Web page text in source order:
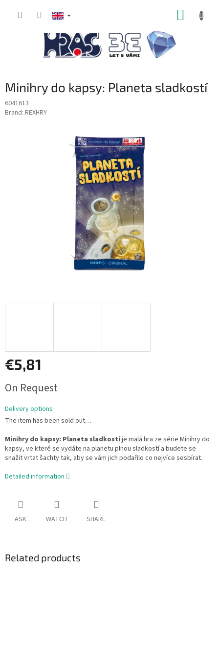
Minihry do kapsy: Planeta sladkostí
6041613
Brand: REXHRY
€5,81
price:
On Request
Delivery options
The item has been sold out…
Minihry do kapsy: Planeta sladkostíje malá hra ze série Minihry do
kapsy, ve které se vydáte na planetu plnou sladkostí a budete se
snažit vrtat šachty tak, aby se vám jich podařilo co nejvíce sesbírat.
Detailed information
ASK WATCH SHARE
Related products